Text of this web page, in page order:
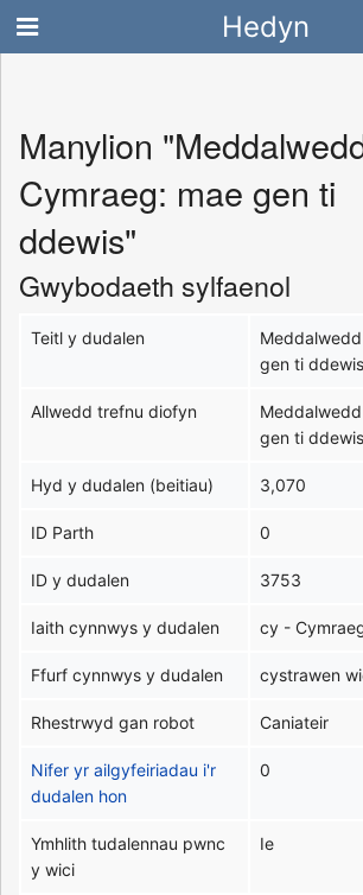
Hedyn
Manylion
Cymraeg: mae gen ti
ddewis"
Gwybodaeth sylfaenol
Teitl y dudalen
gen ti ddewis
Allwedd trefnu diofyn
gen ti ddewis
Hyd y dudalen (beitiau) 3,070
ID Parth 0
ID y dudalen 3753
Iaith cynnwys y dudalen cy -
Ffurf cynnwys y dudalen cystrawen
Rhestrwyd gan robot Caniateir
Nifer yr ailgyfeiriadau i'r
dudalen hon
0
Ymhlith tudalennau pwnc
y wici
Ie